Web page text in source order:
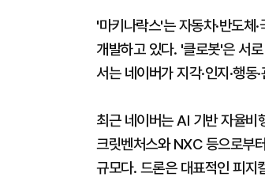
'마키나락스'는 자동차·반도
개발하고 있다. '클로봇'은 서
서는 네이버가 지각·인지·행
최근 네이버는 AI 기반 자율비
크릿벤처스와 NXC 등으로부
규모다. 드론은 대표적인 피지